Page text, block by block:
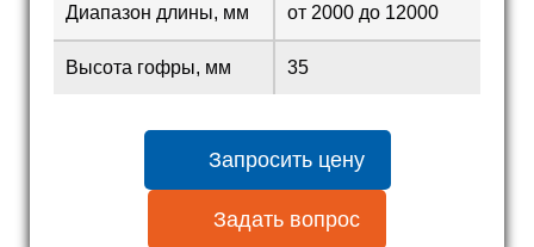
Диапазон длины, мм от 2000 до 12000
Высота гофры, мм 35
Запросить цену
Задать вопрос